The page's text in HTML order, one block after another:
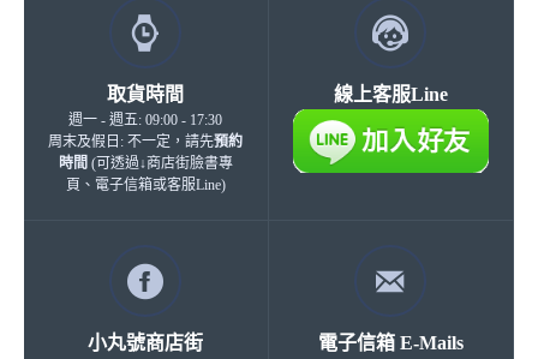
取貨時間
週一 - 週五: 09:00 - 17:30
周末及假日: 不一定，請先預約
時間 (可透過↓商店街臉書專
頁、電子信箱或客服Line)
線上客服Line
小丸號商店街 電子信箱 E-Mails